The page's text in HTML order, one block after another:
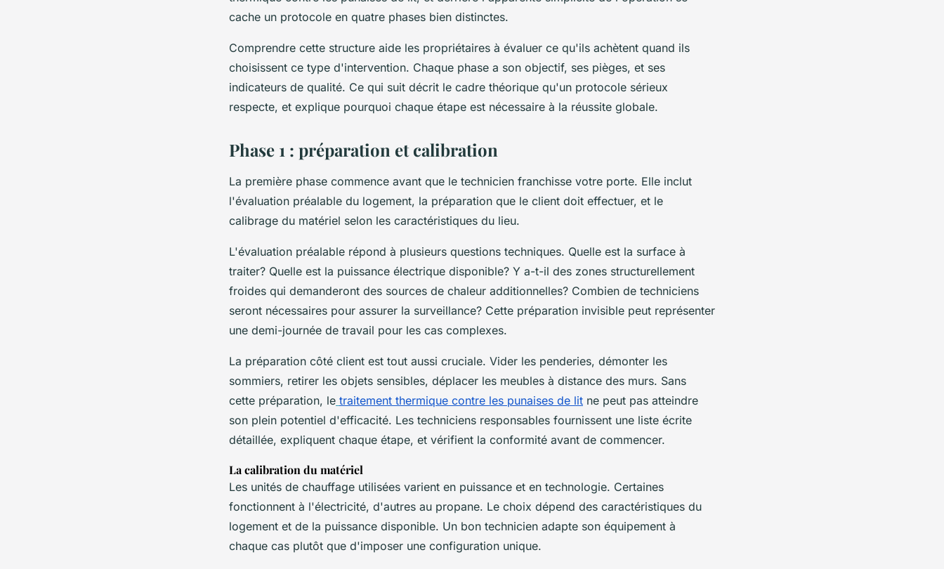
cache un protocole en quatre phases bien distinctes.
Comprendre cette structure aide les propriétaires à évaluer ce qu'ils achètent quand ils
choisissent ce type d'intervention. Chaque phase a son objectif, ses pièges, et ses
indicateurs de qualité. Ce qui suit décrit le cadre théorique qu'un protocole sérieux
respecte, et explique pourquoi chaque étape est nécessaire à la réussite globale.
Phase 1 : préparation et calibration
La première phase commence avant que le technicien franchisse votre porte. Elle inclut
l'évaluation préalable du logement, la préparation que le client doit effectuer, et le
calibrage du matériel selon les caractéristiques du lieu.
L'évaluation préalable répond à plusieurs questions techniques. Quelle est la surface à
traiter? Quelle est la puissance électrique disponible? Y a-t-il des zones structurellement
froides qui demanderont des sources de chaleur additionnelles? Combien de techniciens
seront nécessaires pour assurer la surveillance? Cette préparation invisible peut représenter
une demi-journée de travail pour les cas complexes.
La préparation côté client est tout aussi cruciale. Vider les penderies, démonter les
sommiers, retirer les objets sensibles, déplacer les meubles à distance des murs. Sans
cette préparation, le traitement thermique contre les punaises de lit ne peut pas atteindre
son plein potentiel d'efficacité. Les techniciens responsables fournissent une liste écrite
détaillée, expliquent chaque étape, et vérifient la conformité avant de commencer.
La calibration du matériel
Les unités de chauffage utilisées varient en puissance et en technologie. Certaines
fonctionnent à l'électricité, d'autres au propane. Le choix dépend des caractéristiques du
logement et de la puissance disponible. Un bon technicien adapte son équipement à
chaque cas plutôt que d'imposer une configuration unique.